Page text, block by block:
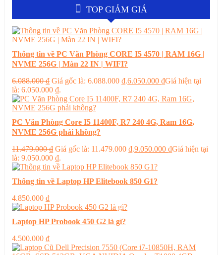
TOP GIẢM GIÁ
Thông tin về PC Văn Phòng CORE I5 4570 | RAM 16G |
NVME 256G | Màn 22 IN | WIFI?
6.088.000₫ Giá gốc là: 6.088.000 ₫.6.050.000 ₫Giá hiện tại
là: 6.050.000 ₫.
PC Văn Phòng Core I5 11400F, R7 240 4G, Ram 16G,
NVME 256G phải không?
11.479.000₫ Giá gốc là: 11.479.000 ₫.9.050.000 ₫Giá hiện tại
là: 9.050.000 ₫.
Thông tin về Laptop HP Elitebook 850 G1?
4.850.000 ₫
Laptop HP Probook 450 G2 là gì?
4.500.000 ₫